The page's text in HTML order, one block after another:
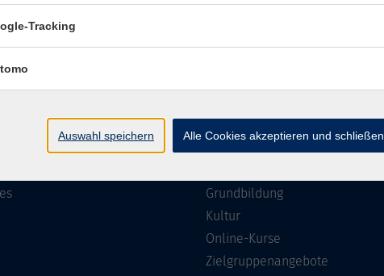
Reihen
Grundbildung
Kultur
Online-Kurse
Zielgruppenangebote
Tracking
Auswahl speichern Alle Cookies akzeptieren und schließen